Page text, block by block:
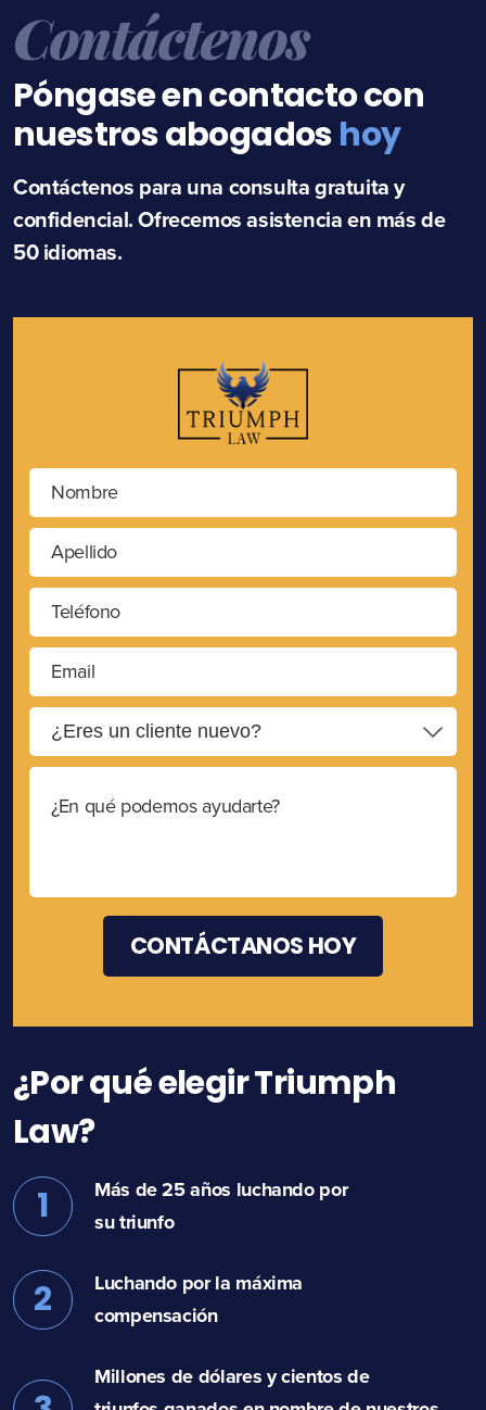
Contáctenos
Póngase en contacto con
nuestros abogadoshoy
Contáctenos para una consulta gratuita y
confidencial. Ofrecemos asistencia en más de
50 idiomas.
¿Por qué elegir Triumph
Law?
1
Más de 25 años luchando por
su triunfo
2
Luchando por la máxima
compensación
Millones de dólares y cientos de